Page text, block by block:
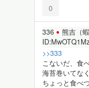
0
336 熊吉（蝦
>>333
こないだ、食
海苔巻いてな
ちょっと食べ